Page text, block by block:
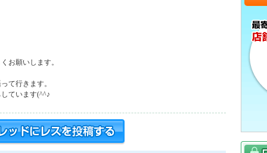
お願いします。
て行きます。
ています(^^♪